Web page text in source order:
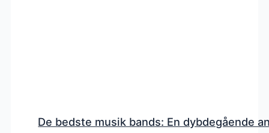
De bedste musik bands: En dybdegående